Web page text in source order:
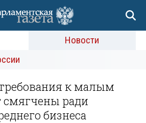
Новости
к малым
смягчены ради
бизнеса